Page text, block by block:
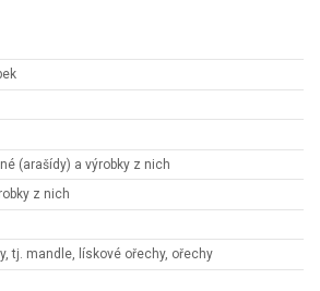
(arašídy) a výrobky z nich
z nich
tj. mandle, lískové ořechy, ořechy